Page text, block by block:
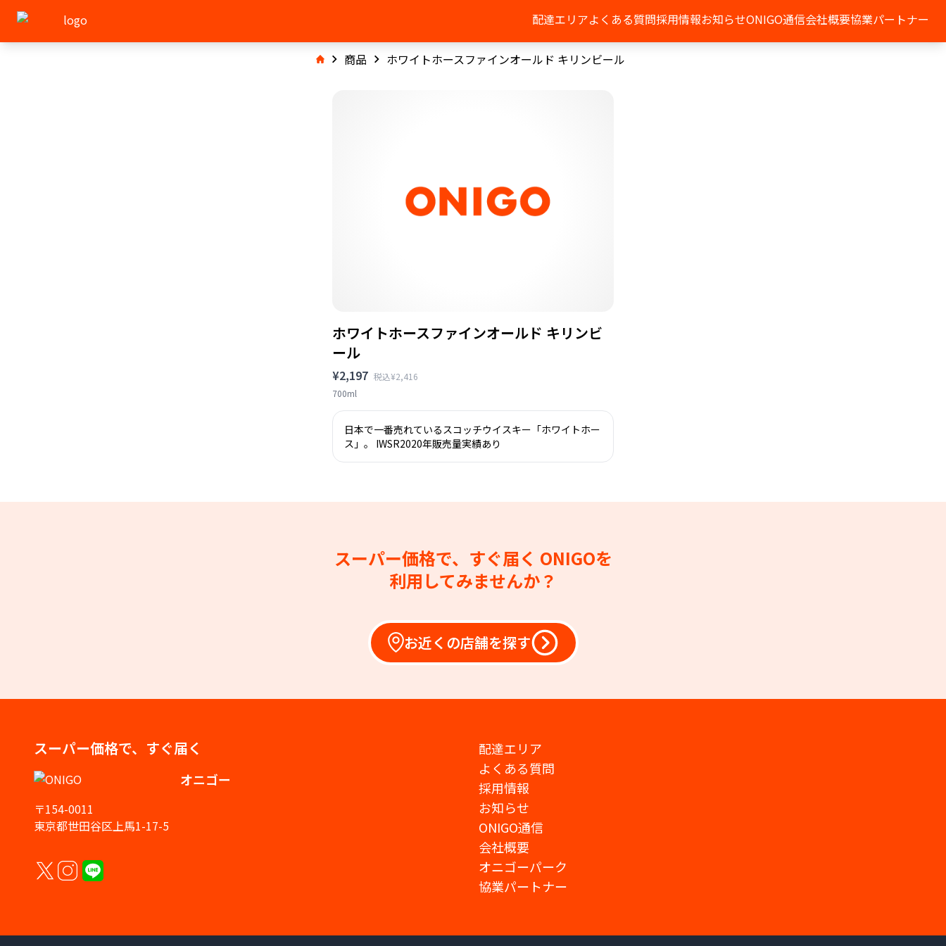
配達エリアよくある質問採用情報お知らせONIGO通信会社概要協業パートナー
商品 ホワイトホースファインオールド キリンビール
ホワイトホースファインオールド キリンビ
ール
¥2,197 税込¥2,416
700ml
日本で一番売れているスコッチウイスキー「ホワイトホー
ス」。 IWSR2020年販売量実績あり
スーパー価格で、すぐ届く ONIGOを
利用してみませんか？
お近くの店舗を探す
スーパー価格で、すぐ届く
オニゴー
〒154-0011
東京都世田谷区上馬1-17-5
配達エリア
よくある質問
採用情報
お知らせ
ONIGO通信
会社概要
オニゴーパーク
協業パートナー